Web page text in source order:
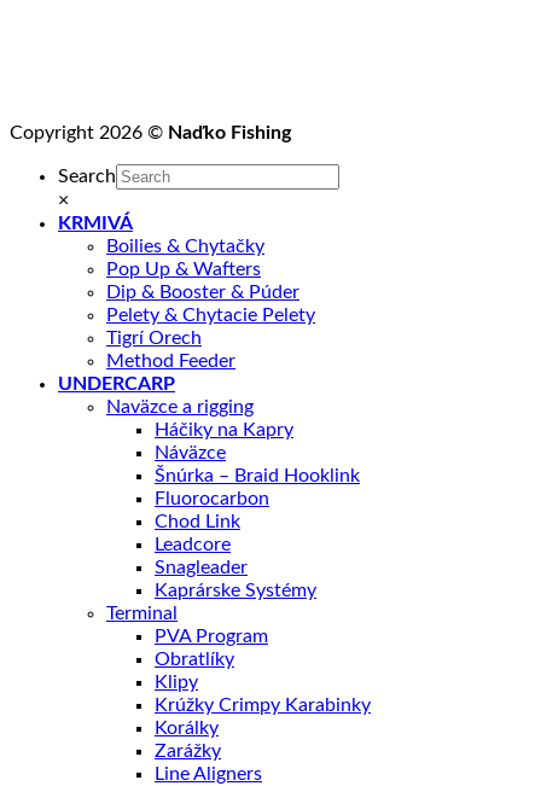
Copyright 2026 © Naďko Fishing
Search
×
KRMIVÁ
Boilies & Chytačky
Pop Up & Wafters
Dip & Booster & Púder
Pelety & Chytacie Pelety
Tigrí Orech
Method Feeder
UNDERCARP
Naväzce a rigging
Háčiky na Kapry
Náväzce
Šnúrka – Braid Hooklink
Fluorocarbon
Chod Link
Leadcore
Snagleader
Kaprárske Systémy
Terminal
PVA Program
Obratlíky
Klipy
Krúžky Crimpy Karabinky
Korálky
Zarážky
Line Aligners